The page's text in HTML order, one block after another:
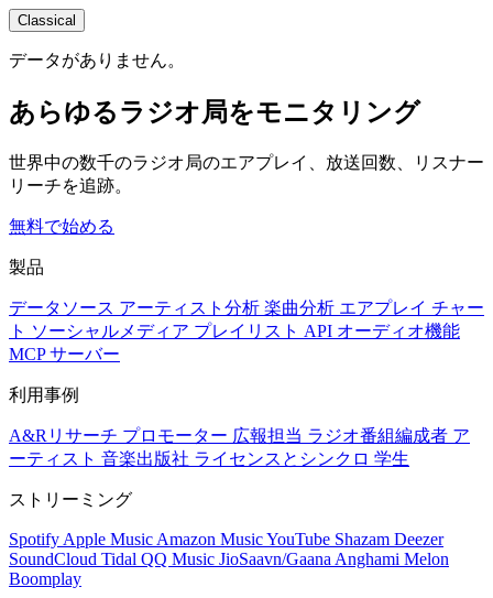
Classical
データがありません。
あらゆるラジオ局をモニタリング
世界中の数千のラジオ局のエアプレイ、放送回数、リスナー
リーチを追跡。
無料で始める
製品
データソース アーティスト分析 楽曲分析 エアプレイ チャー
ト ソーシャルメディア プレイリスト API オーディオ機能
MCP サーバー
利用事例
A&Rリサーチ プロモーター 広報担当 ラジオ番組編成者 ア
ーティスト 音楽出版社 ライセンスとシンクロ 学生
ストリーミング
Spotify Apple Music Amazon MusicYouTube Shazam Deezer
SoundCloud Tidal QQ Music JioSaavn/Gaana Anghami Melon
Boomplay